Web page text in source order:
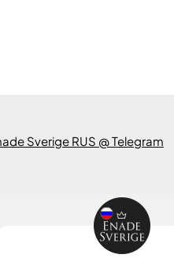
Sverige RUS @ Telegram